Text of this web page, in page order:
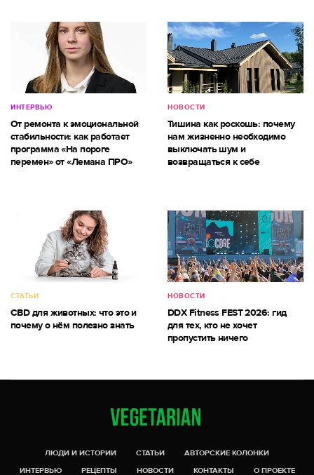
ИНТЕРВЬЮ
От ремонта к эмоциональной
стабильности: как работает
программа «На пороге
перемен» от «Лемана ПРО»
НОВОСТИ
Тишина как роскошь: почему
нам жизненно необходимо
выключать шум и
возвращаться к себе
СТАТЬИ
CBD для животных: что это и
почему о нём полезно знать
НОВОСТИ
DDX Fitness FEST 2026: гид
для тех, кто не хочет
пропустить ничего
ЛЮДИ И ИСТОРИИ СТАТЬИ
АВТОРСКИЕ КОЛОНКИ
ИНТЕРВЬЮ
РЕЦЕПТЫ НОВОСТИ КОНТАКТЫ О ПРОЕКТЕ